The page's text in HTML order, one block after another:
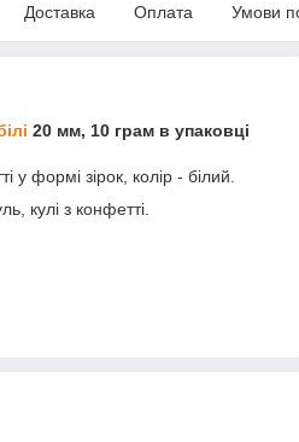
Доставка Оплата Умови
20 мм, 10 грам в упаковці
у формі зірок, колір - білий.
кулі з конфетті.